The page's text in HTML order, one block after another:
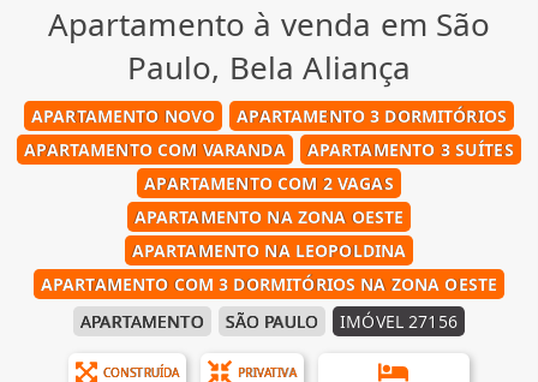
Apartamento à venda em São
Paulo, Bela Aliança
APARTAMENTO NOVO
APARTAMENTO 3 DORMITÓRIOS
APARTAMENTO COM VARANDA
APARTAMENTO 3 SUÍTES
APARTAMENTO COM 2 VAGAS
APARTAMENTO NA ZONA OESTE
APARTAMENTO NA LEOPOLDINA
APARTAMENTO COM 3 DORMITÓRIOS NA ZONA OESTE
APARTAMENTO
SÃO PAULO IMÓVEL 27156
CONSTRUÍDA PRIVATIVA